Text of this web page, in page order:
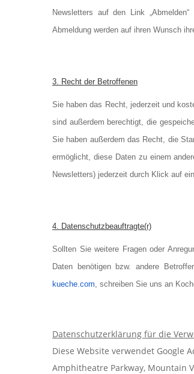
Newsletters auf den Link
Abmeldung werden auf ihren Wunsch
3. Recht der Betroffenen
Sie haben das Recht, jederzeit und
sind außerdem berechtigt, die
Sie haben außerdem das Recht, die
ermöglicht, diese Daten zu einem
Newsletters) jederzeit durch Klick auf
4. Datenschutzbeauftragte(r)
Sollten Sie weitere Fragen oder
Daten benötigen bzw. andere
kueche.com, schreiben Sie uns an
Datenschutzerklärung für die
Diese Website verwendet Google
Amphitheatre Parkway, Mountain